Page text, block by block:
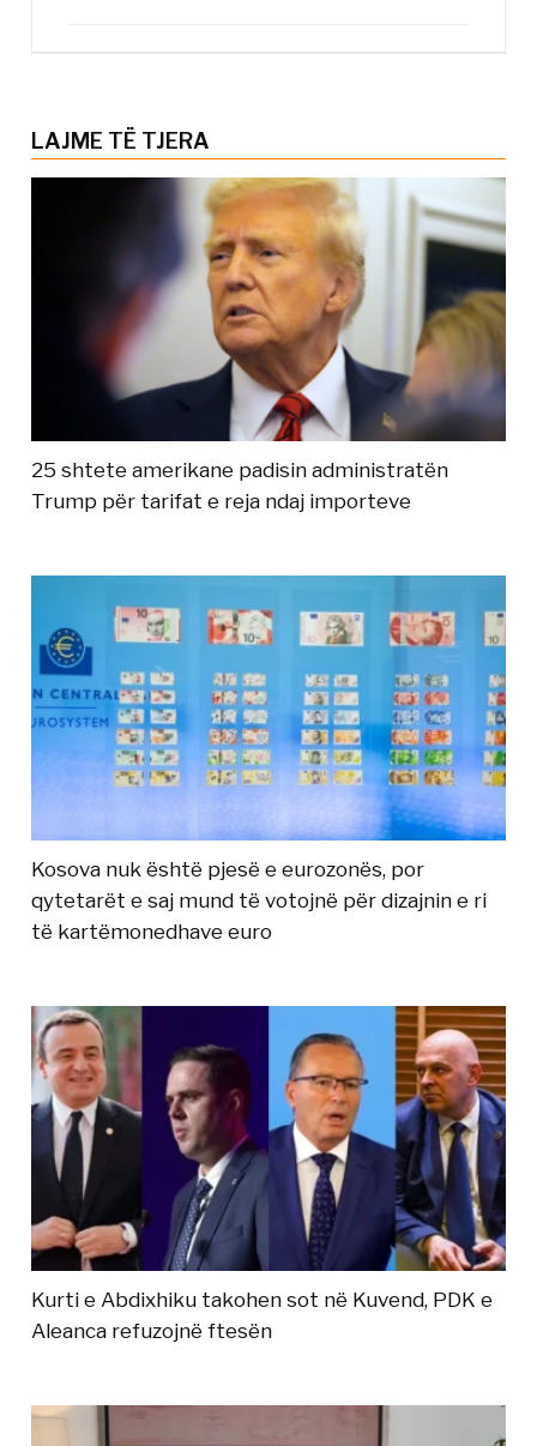
LAJME TË TJERA
25 shtete amerikane padisin administratën
Trump për tarifat e reja ndaj importeve
Kosova nuk është pjesë e eurozonës, por
qytetarët e saj mund të votojnë për dizajnin e ri
të kartëmonedhave euro
Kurti e Abdixhiku takohen sot në Kuvend, PDK e
Aleanca refuzojnë ftesën